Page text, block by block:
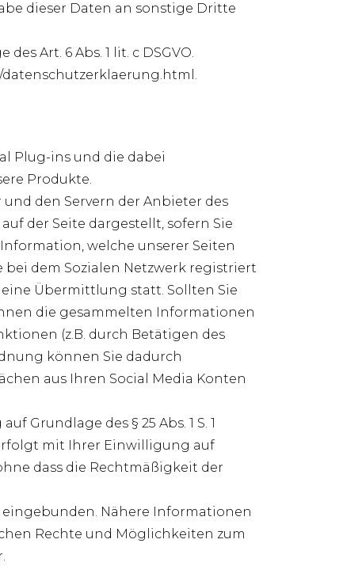
dieser Daten an sonstige Dritte
Art. 6 Abs. 1 lit. c DSGVO.
datenschutzerklaerung.html .
Plug-ins und die dabei
Produkte.
den Servern der Anbieter des
der Seite dargestellt, sofern Sie
welche unserer Seiten
dem Sozialen Netzwerk registriert
Übermittlung statt. Sollten Sie
die gesammelten Informationen
(z.B. durch Betätigen des
können Sie dadurch
aus Ihren Social Media Konten
Grundlage des § 25 Abs. 1 S. 1
erfolgt mit Ihrer Einwilligung auf
dass die Rechtmäßigkeit der
Nähere Informationen
Rechte und Möglichkeiten zum